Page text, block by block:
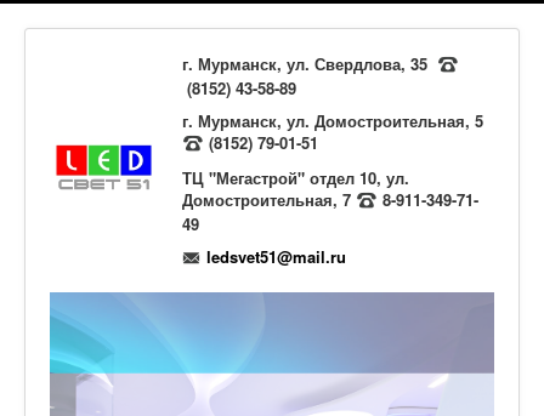
г. Мурманск, ул. Свердлова, 35
(8152) 43-58-89
г. Мурманск, ул. Домостроительная, 5
(8152) 79-01-51
ТЦ "Мегастрой" отдел 10, ул.
Домостроительная, 7
8-911-349-71-
49
ledsvet51@mail.ru